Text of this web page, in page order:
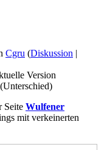
Cgru (Diskussion |
Version
Seite Wulfener
mit verkeinerten